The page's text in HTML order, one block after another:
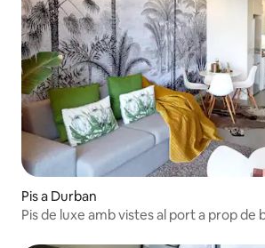
Pis a Durban
Pis de luxe amb vistes al port a prop de